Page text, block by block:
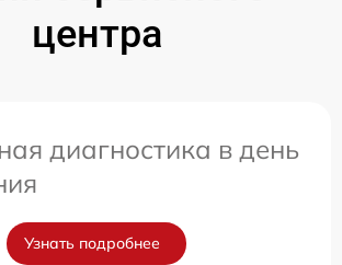
центра
диагностика в день
Узнать подробнее